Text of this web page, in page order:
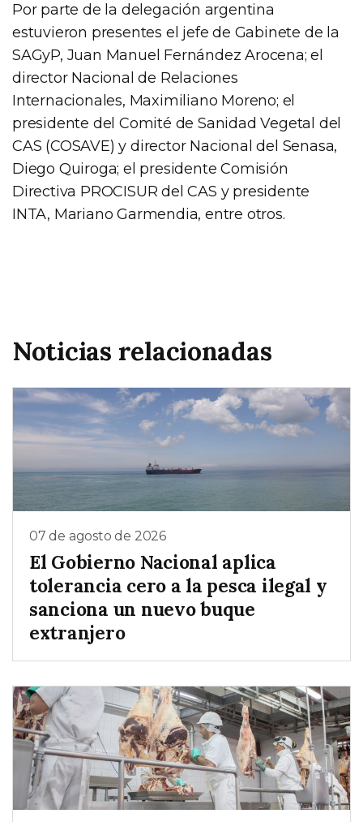
Por parte de la delegación argentina
estuvieron presentes el jefe de Gabinete de la
SAGyP, Juan Manuel Fernández Arocena; el
director Nacional de Relaciones
Internacionales, Maximiliano Moreno; el
presidente del Comité de Sanidad Vegetal del
CAS (COSAVE) y director Nacional del Senasa,
Diego Quiroga; el presidente Comisión
Directiva PROCISUR del CAS y presidente
INTA, Mariano Garmendia, entre otros.
Noticias relacionadas
07 de agosto de 2026
El Gobierno Nacional aplica
tolerancia cero a la pesca ilegal y
sanciona un nuevo buque
extranjero